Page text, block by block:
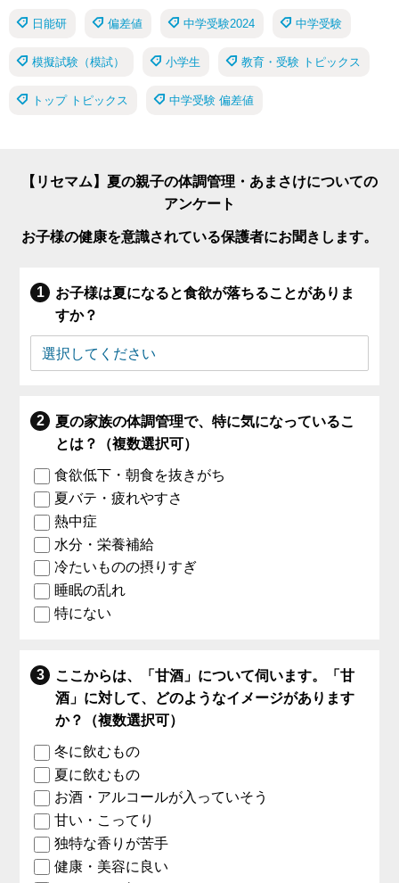
日能研 偏差値 中学受験2024 中学受験
模擬試験（模試） 小学生 教育・受験 トピックス
トップ トピックス 中学受験 偏差値
【リセマム】夏の親子の体調管理・あまさけについての
アンケート
お子様の健康を意識されている保護者にお聞きします。
お子様は夏になると食欲が落ちることがありま
すか？
夏の家族の体調管理で、特に気になっているこ
とは？（複数選択可）
食欲低下・朝食を抜きがち
夏バテ・疲れやすさ
熱中症
水分・栄養補給
冷たいものの摂りすぎ
睡眠の乱れ
特にない
ここからは、「甘酒」について伺います。「甘
酒」に対して、どのようなイメージがあります
か？（複数選択可）
冬に飲むもの
夏に飲むもの
お酒・アルコールが入っていそう
甘い・こってり
独特な香りが苦手
健康・美容に良い